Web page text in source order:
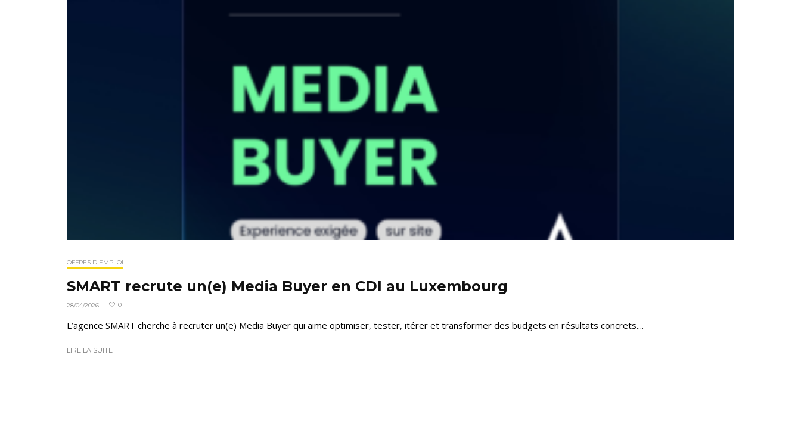
OFFRES D'EMPLOI
SMART recrute un(e) Media Buyer en CDI au Luxembourg
28/04/2026 · 0
L’agence SMART cherche à recruter un(e) Media Buyer qui aime optimiser, tester, itérer et transformer des budgets en résultats concrets....
LIRE LA SUITE